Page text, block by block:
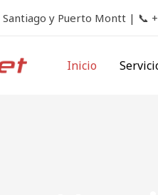
Santiago y Puerto Montt | 📞
Inicio